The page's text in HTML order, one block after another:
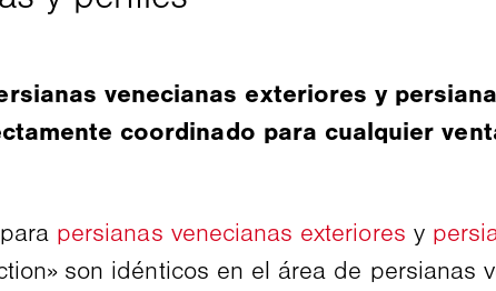
venecianas exteriores y
coordinado para cualquier
persianas venecianas exteriores y
son idénticos en el área de persianas